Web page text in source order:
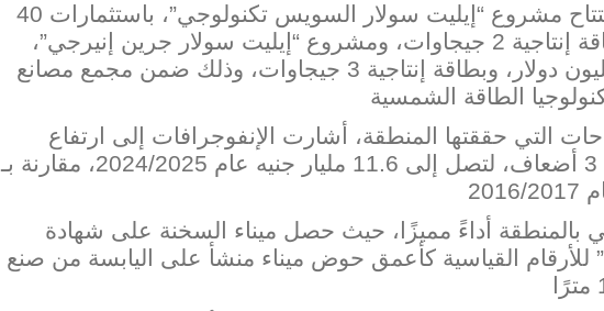
وتضمنت كذلك افتتاح مشروع “إيليت سولار السويس تكنولوجي”، باستثمارات 40
ومشروع “إيليت
سولار جرين إنيرجي”،
باستثمارات 76 مليون دولار، وبطاقة إنتاجية 3 جيجاوات، وذلك ضمن مجمع مصانع
التي حققتها المنطقة، أشارت الإنفوجرافات إلى ارتفاع
إيراداتها بأكثر من 3 أضعاف، لتصل إلى 11.6 مليار جنيه عام 2024/2025، مقارنة بـ
بالمنطقة أداءً مميزًا، حيث حصل ميناء السخنة على شهادة
القياسية كأعمق حوض ميناء منشأ على اليابسة من صنع